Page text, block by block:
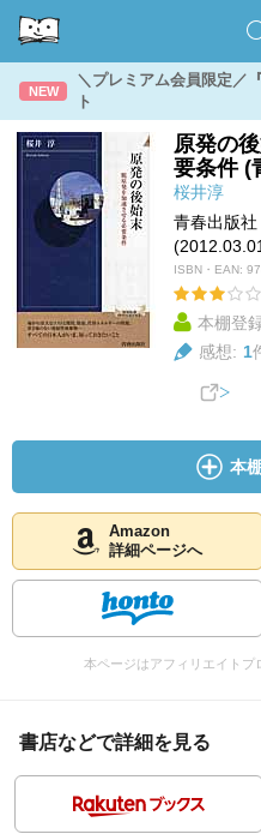
NEW
＼プレミアム会員限定／
ト
原発の
要条件 (
桜井淳
青春出版社
ISBN・EAN:
本棚登
感想: 1
本
Amazon
詳細ページへ
本ページはアフィリエイトプ
書店などで詳細を見る